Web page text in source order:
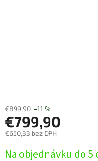
€899,90 –11 %
€799,90
€650,33 bez DPH
cena:
Na objednávku do 5